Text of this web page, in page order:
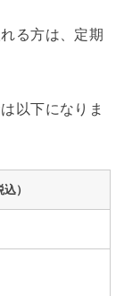
る方は、定期
以下になりま
）